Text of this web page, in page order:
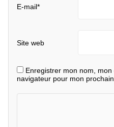
E-mail*
Site web
Enregistrer mon nom,
navigateur pour mon